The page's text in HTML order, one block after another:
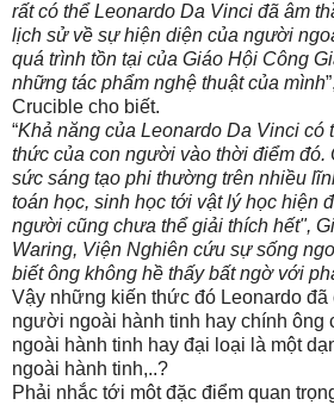
rất có thể Leonardo Da Vinci đã âm
lịch sử về sự hiện diện của người
quá trình tồn tại của Giáo Hội Công
những tác phẩm nghệ thuật của mình
Crucible cho biết.
“Khả năng của Leonardo Da Vinci có
thức của con người vào thời điểm đó.
sức sáng tạo phi thường trên nhiều
toán học, sinh học tới vật lý học hiện
người cũng chưa thể giải thích hết",
Waring, Viện Nghiên cứu sự sống
biết ông không hề thấy bất ngờ với
Vậy những kiến thức đó Leonardo
người ngoài hành tinh hay chính ông
ngoài hành tinh hay đại loại là một
ngoài hành tinh,..?
Phải nhắc tới môt đặc điểm quan